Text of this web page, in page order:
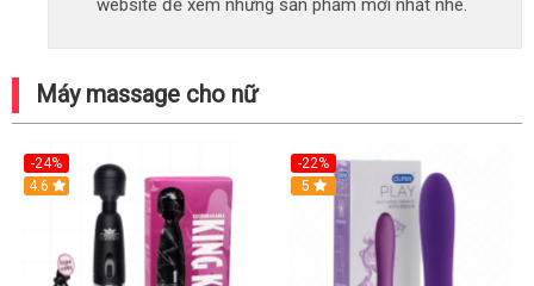
website để xem những sản phẩm mới nhất nhé.
Máy massage cho nữ
-24%
4.6
-22%
Hot
5